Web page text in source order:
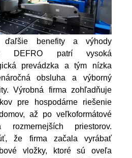
benefity a výhody
DEFRO patrí vysoká
prevádzka a tým nízka
obsluha a výborný
Výrobná firma zohľadňuje
pre hospodárne riešenie
až po veľkoformátové
priestorov.
že firma začala vyrábať
vložky, ktoré sú oveľa